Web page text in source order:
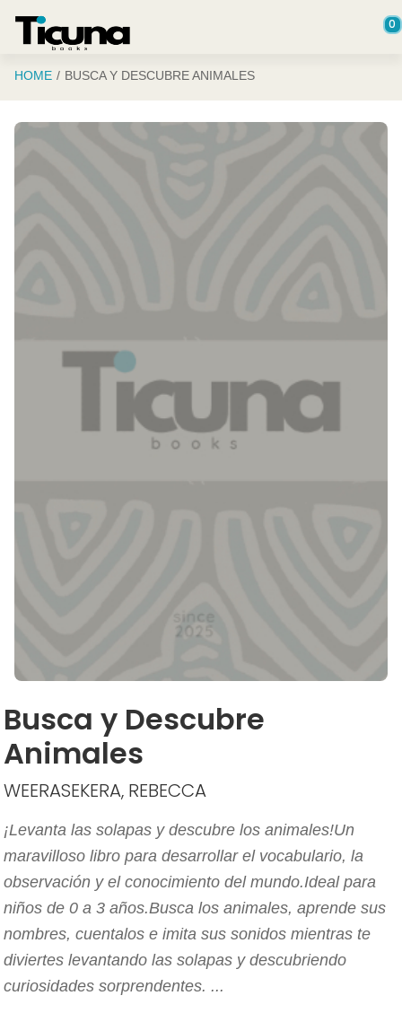
0
HOME BUSCA Y DESCUBRE ANIMALES
Busca y Descubre
Animales
WEERASEKERA, REBECCA
¡Levanta las solapas y descubre los animales!Un
maravilloso libro para desarrollar el vocabulario, la
observación y el conocimiento del mundo.Ideal para
niños de 0 a 3 años.Busca los animales, aprende sus
nombres, cuentalos e imita sus sonidos mientras te
diviertes levantando las solapas y descubriendo
curiosidades sorprendentes. ...